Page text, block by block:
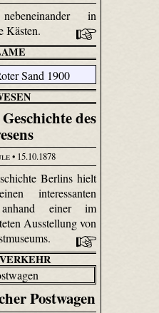
in
Kästen.
des
• 15.10.1878
Berlins hielt
interessanten
einer im
Ausstellung von
Postwagen